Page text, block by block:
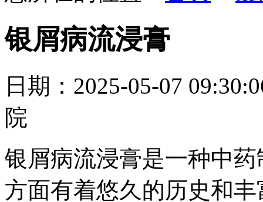
银屑病流浸膏
日期：2025-05-07
院
银屑病流浸膏是一种中
方面有着悠久的历史和